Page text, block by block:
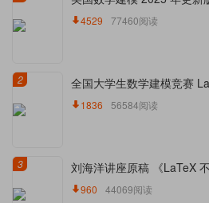
4529 77460阅读
2 全国大学生数学建模竞赛
1836 56584阅读
3 刘海洋讲座原稿 《LaTeX
960 44069阅读